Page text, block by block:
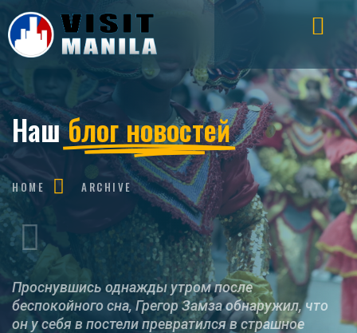
Нашблог новостей
HOME ARCHIVE
Проснувшись однажды утром после
беспокойного сна, Грегор Замза обнаружил, что
он у себя в постели превратился в страшное